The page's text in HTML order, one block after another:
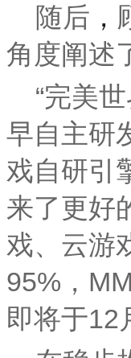
随后 ，
角度阐述
“完美
早自主研
戏自研引
来了更好
戏、云游
95%，
即将于12